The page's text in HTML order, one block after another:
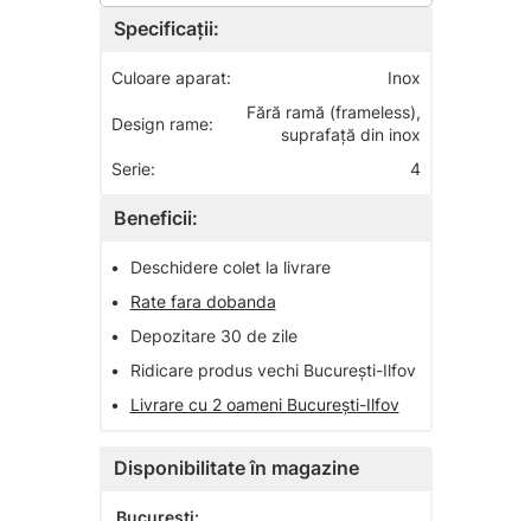
Specificații:
Culoare aparat: Inox
Design rame:
Fără ramă (frameless),
suprafață din inox
Serie:
4
Beneficii:
•
Deschidere colet la livrare
•
Rate fara dobanda
•
Depozitare 30 de zile
•
Ridicare produs vechi București-Ilfov
•
Livrare cu 2 oameni București-Ilfov
Disponibilitate în magazine
Bucuresti: